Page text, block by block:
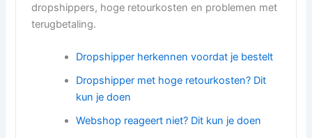
dropshippers, hoge retourkosten en problemen met
terugbetaling.
Dropshipper herkennen voordat je bestelt
Dropshipper met hoge retourkosten? Dit
kun je doen
Webshop reageert niet? Dit kun je doen